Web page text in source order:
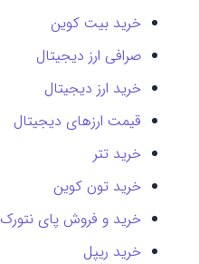
خرید بیت کوین
صرافی ارز دیجیتال
خرید ارز دیجیتال
قیمت ارزهای دیجیتال
خرید تتر
خرید تون کوین
خرید و فروش پای نتورک
خرید ریپل